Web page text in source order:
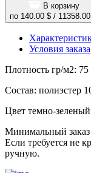
В корзину
по 140.00 $ /
Условия заказа
Плотность гр/м2: 75
Состав: полиэстер
Цвет темно-зеленый
Минимальный
Если требуется не
ручную.